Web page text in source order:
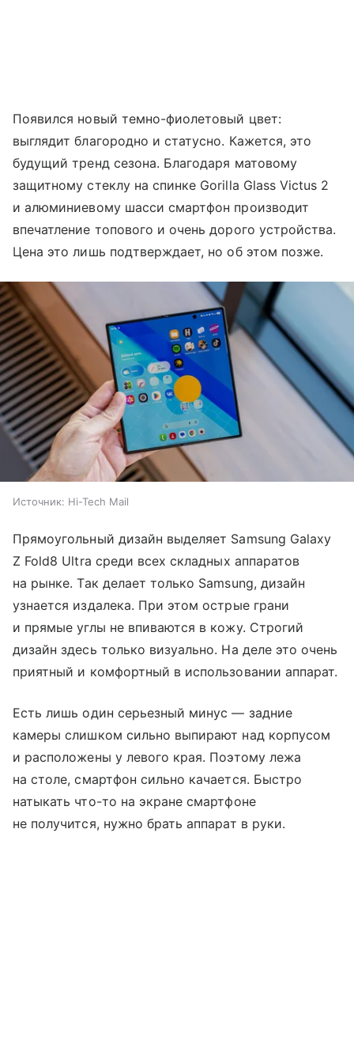
Появился новый темно-фиолетовый цвет:
выглядит благородно и статусно. Кажется, это
будущий тренд сезона. Благодаря матовому
защитному стеклу на спинке Gorilla Glass Victus 2
и алюминиевому шасси смартфон производит
впечатление топового и очень дорого устройства.
Цена это лишь подтверждает, но об этом позже.
Источник: Hi-Tech Mail
Прямоугольный дизайн выделяет Samsung Galaxy
Z Fold8 Ultra среди всех складных аппаратов
на рынке. Так делает только Samsung, дизайн
узнается издалека. При этом острые грани
и прямые углы не впиваются в кожу. Строгий
дизайн здесь только визуально. На деле это очень
приятный и комфортный в использовании аппарат.
Есть лишь один серьезный минус — задние
камеры слишком сильно выпирают над корпусом
и расположены у левого края. Поэтому лежа
на столе, смартфон сильно качается. Быстро
натыкать что-то на экране смартфоне
не получится, нужно брать аппарат в руки.